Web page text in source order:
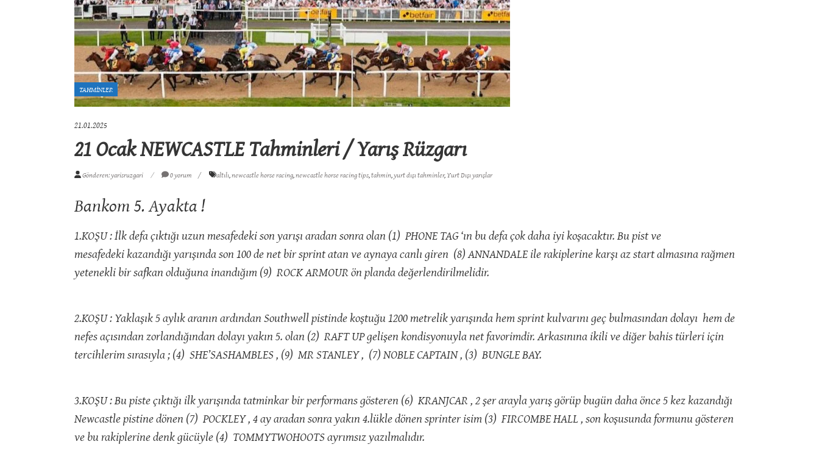
TAHMİNLER
21.01.2025
21 Ocak NEWCASTLE Tahminleri / Yarış Rüzgarı
Gönderen: yarisruzgari 0 yorum altılı,newcastle horse racing,newcastle horse racing tips,tahmin,yurt dışı tahminler,Yurt Dışı yarışlar
Bankom 5. Ayakta !
1.KOŞU : İlk defa çıktığı uzun mesafedeki son yarışı aradan sonra olan (1) PHONE TAG ‘ın bu defa çok daha iyi koşacaktır. Bu pist ve
mesafedeki kazandığı yarışında son 100 de net bir sprint atan ve aynaya canlı giren (8) ANNANDALE ile rakiplerine karşı az start almasına rağmen
yetenekli bir safkan olduğuna inandığım (9) ROCK ARMOUR ön planda değerlendirilmelidir.
2.KOŞU : Yaklaşık 5 aylık aranın ardından Southwell pistinde koştuğu 1200 metrelik yarışında hem sprint kulvarını geç bulmasından dolayı hem de
nefes açısından zorlandığından dolayı yakın 5. olan (2) RAFT UP gelişen kondisyonuyla net favorimdir. Arkasınına ikili ve diğer bahis türleri için
tercihlerim sırasıyla ; (4) SHE’SASHAMBLES , (9) MR STANLEY , (7) NOBLE CAPTAIN , (3) BUNGLE BAY.
3.KOŞU : Bu piste çıktığı ilk yarışında tatminkar bir performans gösteren (6) KRANJCAR , 2 şer arayla yarış görüp bugün daha önce 5 kez kazandığı
Newcastle pistine dönen (7) POCKLEY , 4 ay aradan sonra yakın 4.lükle dönen sprinter isim (3) FIRCOMBE HALL , son koşusunda formunu gösteren
ve bu rakiplerine denk gücüyle (4) TOMMYTWOHOOTS ayrımsız yazılmalıdır.